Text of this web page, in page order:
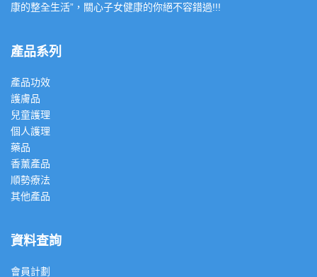
康的整全生活”，關心子女健康的你絕不容錯過!!!
產品系列
產品功效
護膚品
兒童護理
個人護理
藥品
香薰產品
順勢療法
其他產品
資料查詢
會員計劃